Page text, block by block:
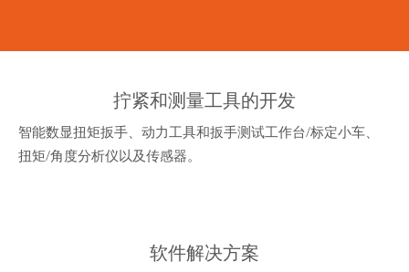
拧紧和测量工具的开发
智能数显扭矩扳手、动力工具和扳手测试工作台/标定小车、
扭矩/角度分析仪以及传感器。
软件解决方案